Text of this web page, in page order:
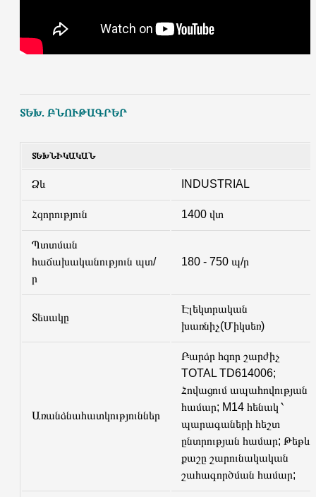
ՏԵԽ. ԲՆՈՒԹԱԳՐԵՐ
ՏԵԽՆԻԿԱԿԱՆ
Ձև INDUSTRIAL
Հզորություն 1400 վտ
Պտտման
հաճախականություն պտ/
ր
180 - 750 պ/ր
Տեսակը
Էլեկտրական
խառնիչ(Միկսեռ)
Առանձնահատկություններ
Բարձր հզոր շարժիչ
TOTAL TD614006;
Հովացում ապահովության
համար; M14 հենակ ՝
պարագաների հեշտ
ընտրության համար; Թեթև
քաշը շարունակական
շահագործման համար;